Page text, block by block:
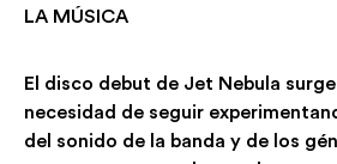
LA MÚSICA
El disco debut de Jet Nebula
necesidad de seguir
del sonido de la banda y de los